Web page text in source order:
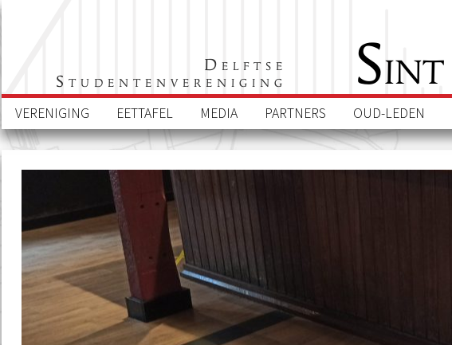
Delftse
Studentenvereniging
Sint
VERENIGING EETTAFEL MEDIA PARTNERS OUD-LEDEN